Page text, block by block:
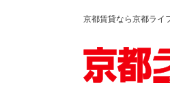
京都賃貸なら京都ライ